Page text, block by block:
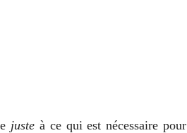
juste à ce qui est nécessaire pour